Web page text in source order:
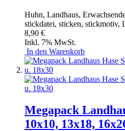
Huhn, Landhaus,
stickdatei, sticken, stickmotiv,
8,90 €
Inkl. 7% MwSt.
In den Warenkorb
Megapack
10x10, 13x18,